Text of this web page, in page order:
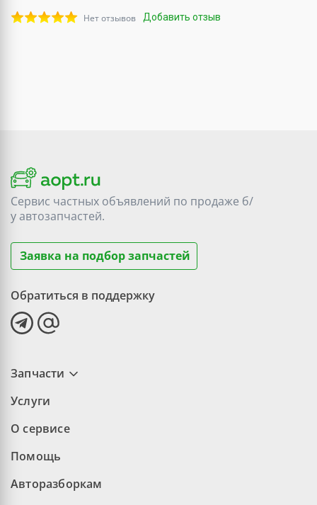
Нет отзывов Добавить отзыв
Сервис частных объявлений по продаже б/
уавтозапчастей.
Заявка на подбор запчастей
Обратиться в поддержку
Запчасти
Услуги
О сервисе
Помощь
Авторазборкам